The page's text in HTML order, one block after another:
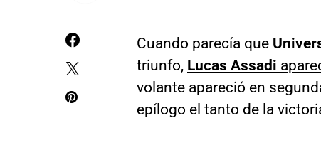
Cuando parecía que
triunfo, Lucas Assadi
volante apareció en
epílogo el tanto de la